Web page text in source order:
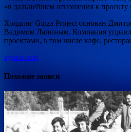
«в дальнейшем отношения к проекту
Холдинг Ginza Project основан
Вадимом Лапиным. Компания
проектами, в том числе кафе,
agrarii.com
Похожие записи